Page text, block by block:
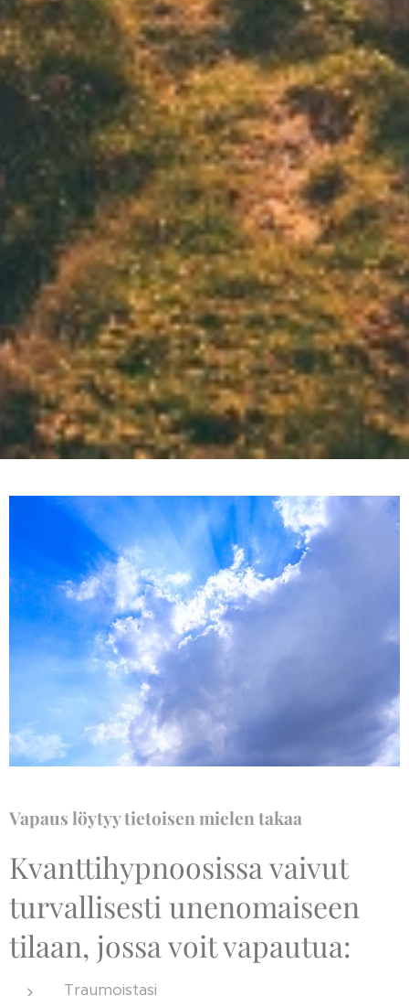
Vapaus löytyy tietoisen mielen takaa
Kvanttihypnoosissa vaivut
turvallisesti unenomaiseen
tilaan, jossa voit vapautua:
Traumoistasi